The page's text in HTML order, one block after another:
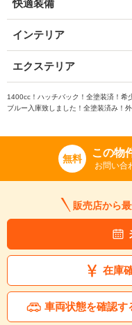
快適装備
インテリア
エクステリア
1400cc！ハッチバック！全塗装済！希
ブルー入庫致しました！全塗装済み！
無料 この物
お問い合
販売店から
在庫
車両状態を確認す